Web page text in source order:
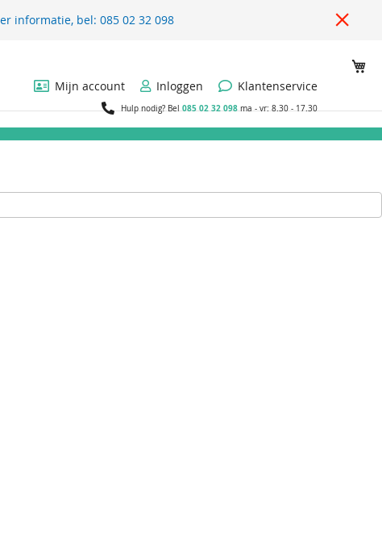
informatie, bel: 085 02 32 098
Mijn account
Inloggen Klantenservice
Hulp nodig? Bel085 02 32 098ma - vr: 8.30 - 17.30